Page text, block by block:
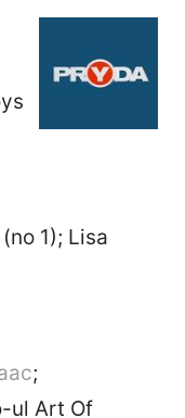
(no 1); Lisa
;
ul Art Of